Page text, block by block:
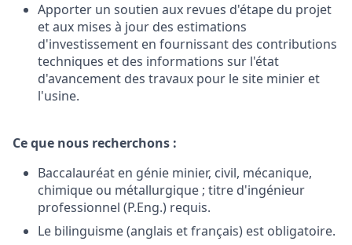
Apporter un soutien aux revues d'étape du projet
et aux mises à jour des estimations
d'investissement en fournissant des contributions
techniques et des informations sur l'état
d'avancement des travaux pour le site minier et
l'usine.
Ce que nous recherchons :
Baccalauréat en génie minier, civil, mécanique,
chimique ou métallurgique ; titre d'ingénieur
professionnel (P.Eng.) requis.
Le bilinguisme (anglais et français) est obligatoire.